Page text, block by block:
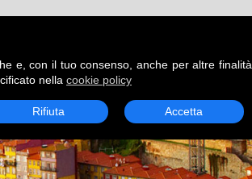
e, con il tuo consenso, anche per altre finalità
nella cookie policy
Rifiuta Accetta